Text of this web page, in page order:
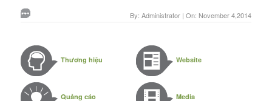
By: Administrator | On: November 4,2014
Thương hiệu
Quảng cáo
Website
Media